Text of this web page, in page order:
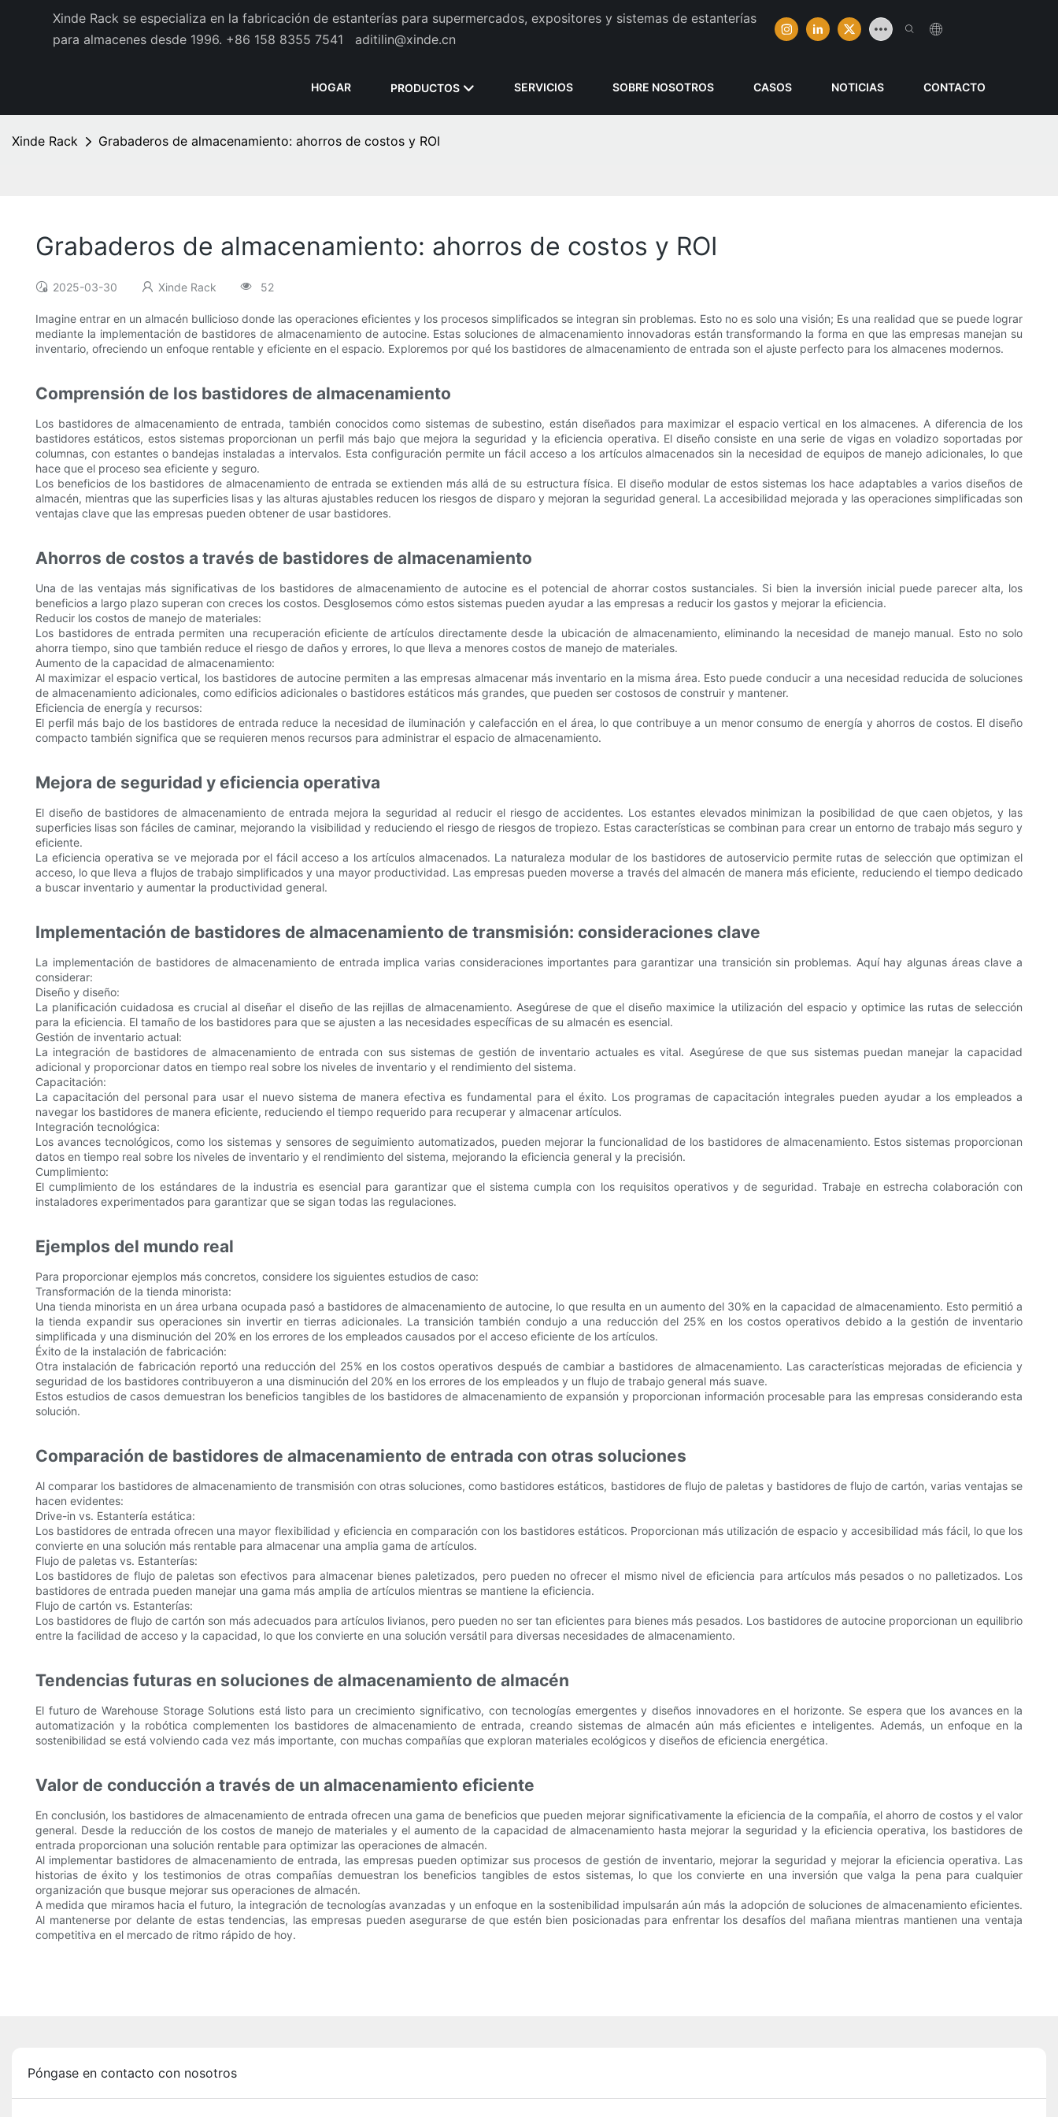
Xinde Rack se especializa en la fabricación de estanterías para supermercados, expositores y sistemas de estanterías
para almacenes desde 1996. +86 158 8355 7541 aditilin@xinde.cn
HOGAR PRODUCTOS SERVICIOS SOBRE NOSOTROS CASOS NOTICIAS CONTACTO
Xinde Rack Grabaderos de almacenamiento: ahorros de costos y ROI
Grabaderos de almacenamiento: ahorros de costos y ROI
2025-03-30 Xinde Rack 52
Imagine entrar en un almacén bullicioso donde las operaciones eficientes y los procesos simplificados se integran sin problemas. Esto no es solo una visión; Es una realidad que se puede lograr
mediante la implementación de bastidores de almacenamiento de autocine. Estas soluciones de almacenamiento innovadoras están transformando la forma en que las empresas manejan su
inventario, ofreciendo un enfoque rentable y eficiente en el espacio. Exploremos por qué los bastidores de almacenamiento de entrada son el ajuste perfecto para los almacenes modernos.
Comprensión de los bastidores de almacenamiento
Los bastidores de almacenamiento de entrada, también conocidos como sistemas de subestino, están diseñados para maximizar el espacio vertical en los almacenes. A diferencia de los
bastidores estáticos, estos sistemas proporcionan un perfil más bajo que mejora la seguridad y la eficiencia operativa. El diseño consiste en una serie de vigas en voladizo soportadas por
columnas, con estantes o bandejas instaladas a intervalos. Esta configuración permite un fácil acceso a los artículos almacenados sin la necesidad de equipos de manejo adicionales, lo que
hace que el proceso sea eficiente y seguro.
Los beneficios de los bastidores de almacenamiento de entrada se extienden más allá de su estructura física. El diseño modular de estos sistemas los hace adaptables a varios diseños de
almacén, mientras que las superficies lisas y las alturas ajustables reducen los riesgos de disparo y mejoran la seguridad general. La accesibilidad mejorada y las operaciones simplificadas son
ventajas clave que las empresas pueden obtener de usar bastidores.
Ahorros de costos a través de bastidores de almacenamiento
Una de las ventajas más significativas de los bastidores de almacenamiento de autocine es el potencial de ahorrar costos sustanciales. Si bien la inversión inicial puede parecer alta, los
beneficios a largo plazo superan con creces los costos. Desglosemos cómo estos sistemas pueden ayudar a las empresas a reducir los gastos y mejorar la eficiencia.
Reducir los costos de manejo de materiales:
Los bastidores de entrada permiten una recuperación eficiente de artículos directamente desde la ubicación de almacenamiento, eliminando la necesidad de manejo manual. Esto no solo
ahorra tiempo, sino que también reduce el riesgo de daños y errores, lo que lleva a menores costos de manejo de materiales.
Aumento de la capacidad de almacenamiento:
Al maximizar el espacio vertical, los bastidores de autocine permiten a las empresas almacenar más inventario en la misma área. Esto puede conducir a una necesidad reducida de soluciones
de almacenamiento adicionales, como edificios adicionales o bastidores estáticos más grandes, que pueden ser costosos de construir y mantener.
Eficiencia de energía y recursos:
El perfil más bajo de los bastidores de entrada reduce la necesidad de iluminación y calefacción en el área, lo que contribuye a un menor consumo de energía y ahorros de costos. El diseño
compacto también significa que se requieren menos recursos para administrar el espacio de almacenamiento.
Mejora de seguridad y eficiencia operativa
El diseño de bastidores de almacenamiento de entrada mejora la seguridad al reducir el riesgo de accidentes. Los estantes elevados minimizan la posibilidad de que caen objetos, y las
superficies lisas son fáciles de caminar, mejorando la visibilidad y reduciendo el riesgo de riesgos de tropiezo. Estas características se combinan para crear un entorno de trabajo más seguro y
eficiente.
La eficiencia operativa se ve mejorada por el fácil acceso a los artículos almacenados. La naturaleza modular de los bastidores de autoservicio permite rutas de selección que optimizan el
acceso, lo que lleva a flujos de trabajo simplificados y una mayor productividad. Las empresas pueden moverse a través del almacén de manera más eficiente, reduciendo el tiempo dedicado
a buscar inventario y aumentar la productividad general.
Implementación de bastidores de almacenamiento de transmisión: consideraciones clave
La implementación de bastidores de almacenamiento de entrada implica varias consideraciones importantes para garantizar una transición sin problemas. Aquí hay algunas áreas clave a
considerar:
Diseño y diseño:
La planificación cuidadosa es crucial al diseñar el diseño de las rejillas de almacenamiento. Asegúrese de que el diseño maximice la utilización del espacio y optimice las rutas de selección
para la eficiencia. El tamaño de los bastidores para que se ajusten a las necesidades específicas de su almacén es esencial.
Gestión de inventario actual:
La integración de bastidores de almacenamiento de entrada con sus sistemas de gestión de inventario actuales es vital. Asegúrese de que sus sistemas puedan manejar la capacidad
adicional y proporcionar datos en tiempo real sobre los niveles de inventario y el rendimiento del sistema.
Capacitación:
La capacitación del personal para usar el nuevo sistema de manera efectiva es fundamental para el éxito. Los programas de capacitación integrales pueden ayudar a los empleados a
navegar los bastidores de manera eficiente, reduciendo el tiempo requerido para recuperar y almacenar artículos.
Integración tecnológica:
Los avances tecnológicos, como los sistemas y sensores de seguimiento automatizados, pueden mejorar la funcionalidad de los bastidores de almacenamiento. Estos sistemas proporcionan
datos en tiempo real sobre los niveles de inventario y el rendimiento del sistema, mejorando la eficiencia general y la precisión.
Cumplimiento:
El cumplimiento de los estándares de la industria es esencial para garantizar que el sistema cumpla con los requisitos operativos y de seguridad. Trabaje en estrecha colaboración con
instaladores experimentados para garantizar que se sigan todas las regulaciones.
Ejemplos del mundo real
Para proporcionar ejemplos más concretos, considere los siguientes estudios de caso:
Transformación de la tienda minorista:
Una tienda minorista en un área urbana ocupada pasó a bastidores de almacenamiento de autocine, lo que resulta en un aumento del 30% en la capacidad de almacenamiento. Esto permitió a
la tienda expandir sus operaciones sin invertir en tierras adicionales. La transición también condujo a una reducción del 25% en los costos operativos debido a la gestión de inventario
simplificada y una disminución del 20% en los errores de los empleados causados ​​por el acceso eficiente de los artículos.
Éxito de la instalación de fabricación:
Otra instalación de fabricación reportó una reducción del 25% en los costos operativos después de cambiar a bastidores de almacenamiento. Las características mejoradas de eficiencia y
seguridad de los bastidores contribuyeron a una disminución del 20% en los errores de los empleados y un flujo de trabajo general más suave.
Estos estudios de casos demuestran los beneficios tangibles de los bastidores de almacenamiento de expansión y proporcionan información procesable para las empresas considerando esta
solución.
Comparación de bastidores de almacenamiento de entrada con otras soluciones
Al comparar los bastidores de almacenamiento de transmisión con otras soluciones, como bastidores estáticos, bastidores de flujo de paletas y bastidores de flujo de cartón, varias ventajas se
hacen evidentes:
Drive-in vs. Estantería estática:
Los bastidores de entrada ofrecen una mayor flexibilidad y eficiencia en comparación con los bastidores estáticos. Proporcionan más utilización de espacio y accesibilidad más fácil, lo que los
convierte en una solución más rentable para almacenar una amplia gama de artículos.
Flujo de paletas vs. Estanterías:
Los bastidores de flujo de paletas son efectivos para almacenar bienes paletizados, pero pueden no ofrecer el mismo nivel de eficiencia para artículos más pesados ​​o no palletizados. Los
bastidores de entrada pueden manejar una gama más amplia de artículos mientras se mantiene la eficiencia.
Flujo de cartón vs. Estanterías:
Los bastidores de flujo de cartón son más adecuados para artículos livianos, pero pueden no ser tan eficientes para bienes más pesados. Los bastidores de autocine proporcionan un equilibrio
entre la facilidad de acceso y la capacidad, lo que los convierte en una solución versátil para diversas necesidades de almacenamiento.
Tendencias futuras en soluciones de almacenamiento de almacén
El futuro de Warehouse Storage Solutions está listo para un crecimiento significativo, con tecnologías emergentes y diseños innovadores en el horizonte. Se espera que los avances en la
automatización y la robótica complementen los bastidores de almacenamiento de entrada, creando sistemas de almacén aún más eficientes e inteligentes. Además, un enfoque en la
sostenibilidad se está volviendo cada vez más importante, con muchas compañías que exploran materiales ecológicos y diseños de eficiencia energética.
Valor de conducción a través de un almacenamiento eficiente
En conclusión, los bastidores de almacenamiento de entrada ofrecen una gama de beneficios que pueden mejorar significativamente la eficiencia de la compañía, el ahorro de costos y el valor
general. Desde la reducción de los costos de manejo de materiales y el aumento de la capacidad de almacenamiento hasta mejorar la seguridad y la eficiencia operativa, los bastidores de
entrada proporcionan una solución rentable para optimizar las operaciones de almacén.
Al implementar bastidores de almacenamiento de entrada, las empresas pueden optimizar sus procesos de gestión de inventario, mejorar la seguridad y mejorar la eficiencia operativa. Las
historias de éxito y los testimonios de otras compañías demuestran los beneficios tangibles de estos sistemas, lo que los convierte en una inversión que valga la pena para cualquier
organización que busque mejorar sus operaciones de almacén.
A medida que miramos hacia el futuro, la integración de tecnologías avanzadas y un enfoque en la sostenibilidad impulsarán aún más la adopción de soluciones de almacenamiento eficientes.
Al mantenerse por delante de estas tendencias, las empresas pueden asegurarse de que estén bien posicionadas para enfrentar los desafíos del mañana mientras mantienen una ventaja
competitiva en el mercado de ritmo rápido de hoy.
Póngase en contacto con nosotros